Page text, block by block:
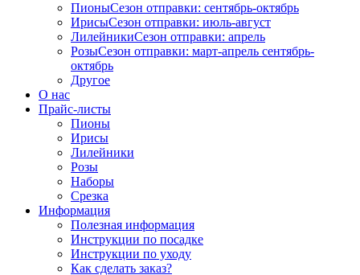
ПионыСезон отправки: сентябрь-октябрь
ИрисыСезон отправки: июль-август
ЛилейникиСезон отправки: апрель
РозыСезон отправки: март-апрель сентябрь-
октябрь
Другое
О нас
Прайс-листы
Пионы
Ирисы
Лилейники
Розы
Наборы
Срезка
Информация
Полезная информация
Инструкции по посадке
Инструкции по уходу
Как сделать заказ?